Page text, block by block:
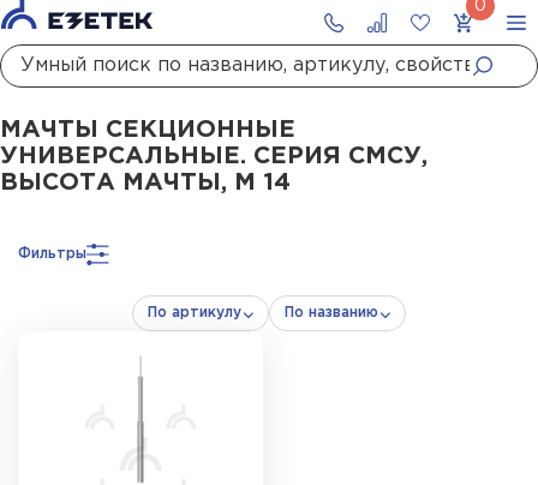
ГлавнаяКаталог Стержневые молниеотводы и мачты
МАЧТЫ СЕКЦИОННЫЕ
УНИВЕРСАЛЬНЫЕ. СЕРИЯ СМСУ,
ВЫСОТА МАЧТЫ, М 14
Фильтры
По артикулу По названию